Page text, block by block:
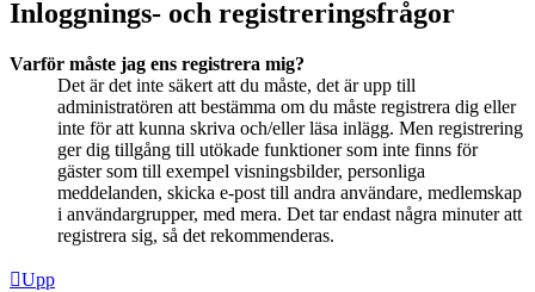
Inloggnings- och registreringsfrågor
Varför måste jag ens registrera mig?
Det är det inte säkert att du måste, det är upp till
administratören att bestämma om du måste registrera dig eller
inte för att kunna skriva och/eller läsa inlägg. Men registrering
ger dig tillgång till utökade funktioner som inte finns för
gäster som till exempel visningsbilder, personliga
meddelanden, skicka e-post till andra användare, medlemskap
i användargrupper, med mera. Det tar endast några minuter att
registrera sig, så det rekommenderas.
Upp